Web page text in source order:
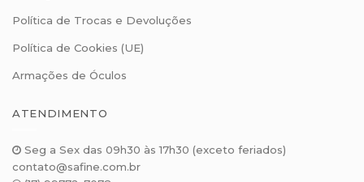
Política de Trocas e Devoluções
Política de Cookies (UE)
Armações de Óculos
ATENDIMENTO
Seg a Sex das 09h30 às 17h30 (exceto feriados)
contato@safine.com.br